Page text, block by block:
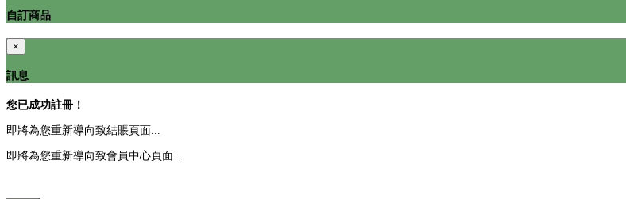
自訂商品
×
訊息
您已成功註冊！
即將為您重新導向致結賬頁面...
即將為您重新導向致會員中心頁面...